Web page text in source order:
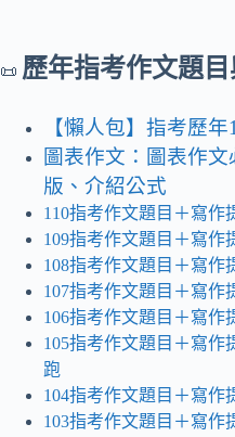
📜 歷年指考作文題目
【懶人包】指考歷
圖表作文：圖表作
版、介紹公式
110指考作文題目＋寫作
109指考作文題目＋寫作
108指考作文題目＋寫作
107指考作文題目＋寫作
106指考作文題目＋寫作
105指考作文題目＋寫作
跑
104指考作文題目＋寫作
103指考作文題目＋寫作